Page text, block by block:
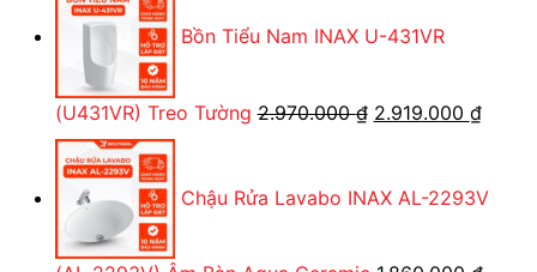
196.668.000 ₫.
Bồn Tiểu Nam INAX U-431VR
(U431VR) Treo Tường 2.970.000₫ Giá
2.970.000 ₫.
2.919.000 ₫Giá
là:
Chậu Rửa Lavabo INAX AL-2293V